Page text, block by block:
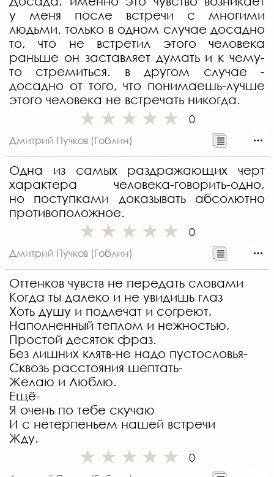
у меня после встречи с многими
людьми. только в одном случае досадно
то, что не встретил этого человека
раньше он заставляет думать и к чему-
то стремиться. в другом случае -
досадно от того, что понимаешь-лучше
этого человека не встречать никогда.
0
Дмитрий Пучков (Гоблин)
Одна из самых раздражающих черт
характера человека-говорить-одно,
но поступками доказывать абсолютно
противоположное.
0
Дмитрий Пучков (Гоблин)
Оттенков чувств не передать словами
Когда ты далеко и не увидишь глаз
Хоть душу и подлечат и согреют,
Наполненный теплом и нежностью,
Простой десяток фраз.
Без лишних клятв-не надо пустословья-
Сквозь расстояния шептать-
Желаю и Люблю.
Ещё-
Я очень по тебе скучаю
И с нетерпеньем нашей встречи
Жду.
0